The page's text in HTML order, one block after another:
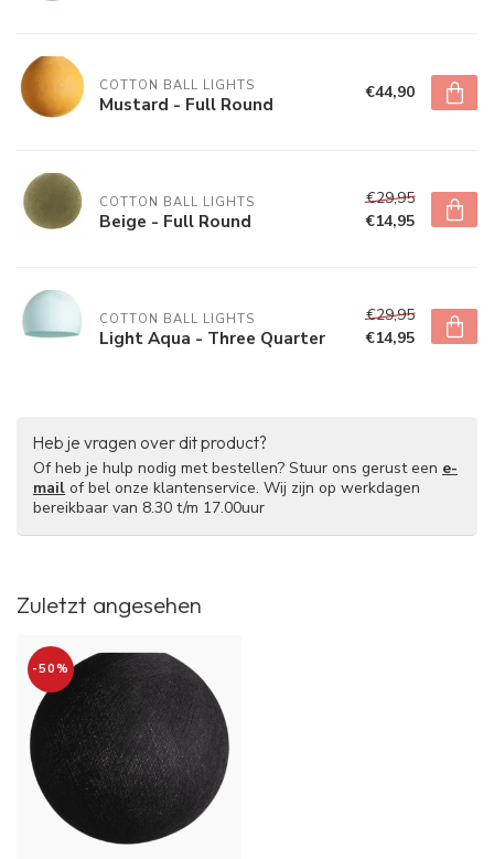
COTTON BALL LIGHTS
Mustard - Full Round €44,90
COTTON BALL LIGHTS
Beige - Full Round
€29,95
€14,95
COTTON BALL LIGHTS
Light Aqua - Three Quarter
€29,95
€14,95
Heb je vragen over dit product?
Of heb je hulp nodig met bestellen? Stuur ons gerust een e-
mail of bel onze klantenservice. Wij zijn op werkdagen
bereikbaar van 8.30 t/m 17.00uur
Zuletzt angesehen
-50%